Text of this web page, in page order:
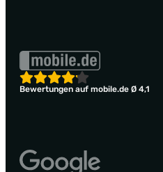
Bewertungen auf mobile.de Ø 4,1